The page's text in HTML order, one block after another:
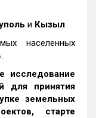
и Кызыл.
населенных
.
исследование
для принятия
земельных
старте